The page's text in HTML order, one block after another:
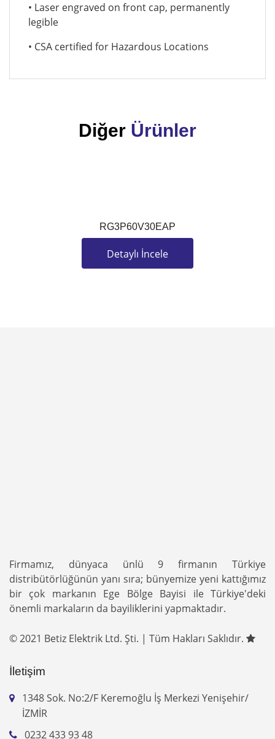
• Laser engraved on front cap, permanently
legible
• CSA certified for Hazardous Locations
Diğer Ürünler
RG3P60V30EAP
Detaylı İncele
Firmamız, dünyaca ünlü 9 firmanın Türkiye
distribütörlüğünün yanı sıra; bünyemize yeni kattığımız
bir çok markanın Ege Bölge Bayisi ile Türkiye'deki
önemli markaların da bayiliklerini yapmaktadır.
© 2021 Betiz Elektrik Ltd. Şti. | Tüm Hakları Saklıdır.
İletişim
1348 Sok. No:2/F Keremoğlu İş Merkezi Yenişehir/
İZMİR
0232 433 93 48